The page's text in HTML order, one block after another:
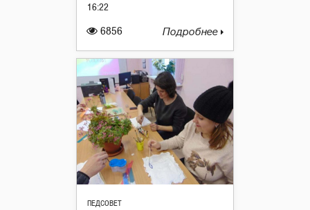
6856
16:22
Подробнее
ПЕДСОВЕТ